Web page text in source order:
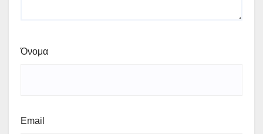
Όνομα
Email